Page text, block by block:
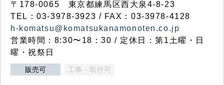
〒178-0065 東京都練馬区西大泉4-8-23
TEL：03-3978-3923 / FAX：03-3978-4128
h-komatsu@komatsukanamonoten.co.jp
営業時間：8:30〜18：30 / 定休日：第1土曜・日
曜・祝祭日
販売可 工事・取付可